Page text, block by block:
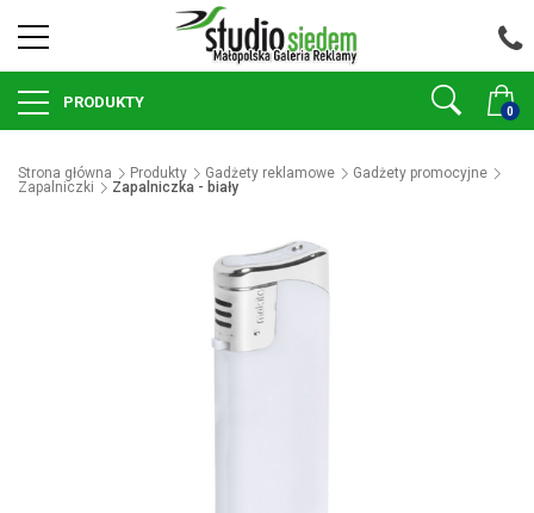
0
PRODUKTY
Strona główna Produkty Gadżety reklamowe
Gadżety promocyjne
Zapalniczki
Zapalniczka - biały